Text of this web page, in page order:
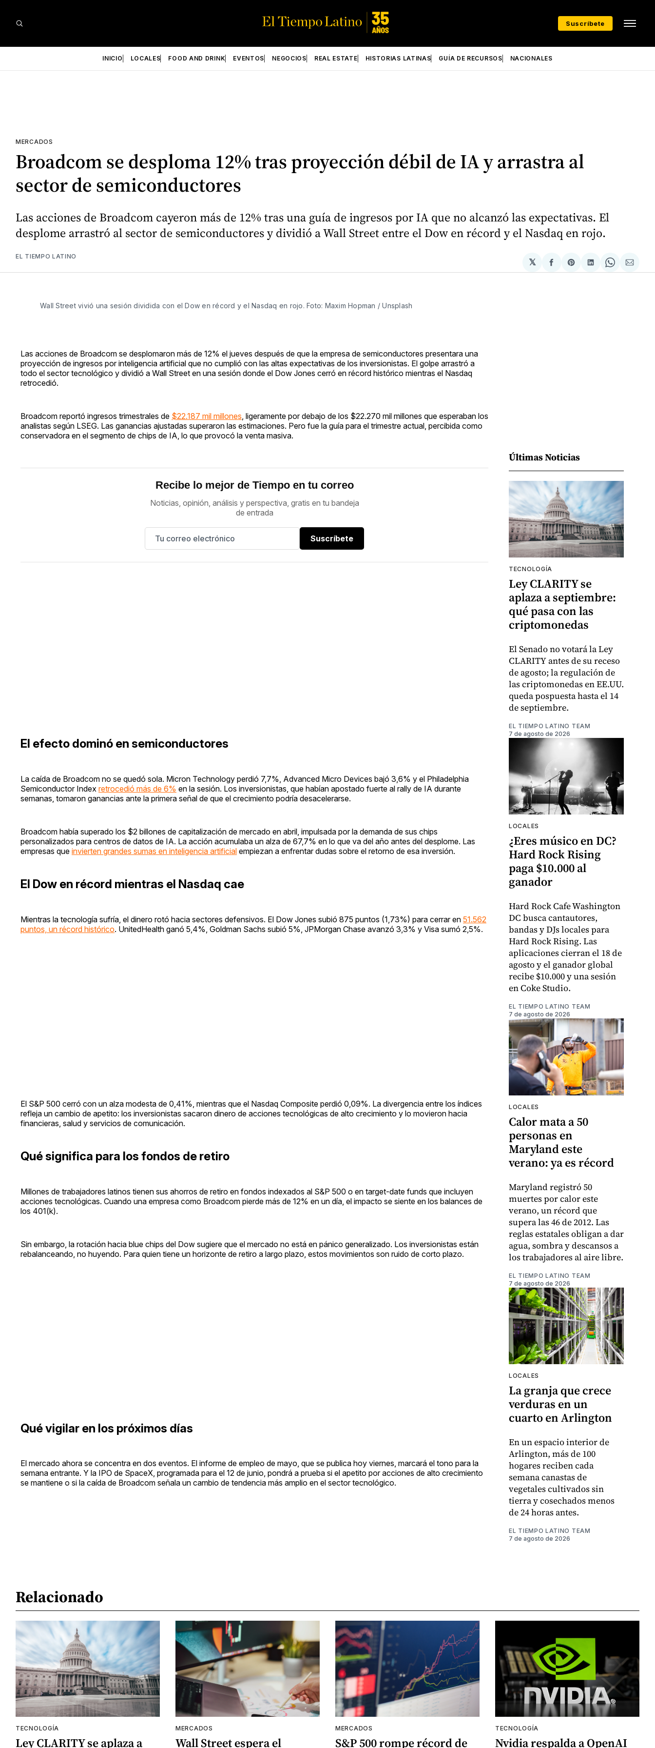
Suscríbete
INICIO LOCALES FOOD AND DRINK EVENTOS NEGOCIOS REAL ESTATE HISTORIAS LATINAS GUÍA DE RECURSOS NACIONALES
MERCADOS
Broadcom se desploma 12% tras proyección débil de IA y arrastra al
sector de semiconductores
Las acciones de Broadcom cayeron más de 12% tras una guía de ingresos por IA que no alcanzó las expectativas. El
desplome arrastró al sector de semiconductores y dividió a Wall Street entre el Dow en récord y el Nasdaq en rojo.
EL TIEMPO LATINO
𝕏
Compartir
en
Share
on
Compartir
en
Share
on
via
Wall Street vivió una sesión dividida con el Dow en récord y el Nasdaq en rojo. Foto: Maxim Hopman / Unsplash
Las acciones de Broadcom se desplomaron más de 12% el jueves después de que la empresa de semiconductores presentara una
proyección de ingresos por inteligencia artificial que no cumplió con las altas expectativas de los inversionistas. El golpe arrastró a
todo el sector tecnológico y dividió a Wall Street en una sesión donde el Dow Jones cerró en récord histórico mientras el Nasdaq
retrocedió.
Broadcom reportó ingresos trimestrales de $22.187 mil millones , ligeramente por debajo de los $22.270 mil millones que esperaban los
analistas según LSEG. Las ganancias ajustadas superaron las estimaciones. Pero fue la guía para el trimestre actual, percibida como
conservadora en el segmento de chips de IA, lo que provocó la venta masiva.
Recibe lo mejor de Tiempo en tu correo
Noticias, opinión, análisis y perspectiva, gratis en tu bandeja
de entrada
Suscríbete
El efecto dominó en semiconductores
La caída de Broadcom no se quedó sola. Micron Technology perdió 7,7%, Advanced Micro Devices bajó 3,6% y el Philadelphia
Semiconductor Index retrocedió más de 6% en la sesión. Los inversionistas, que habían apostado fuerte al rally de IA durante
semanas, tomaron ganancias ante la primera señal de que el crecimiento podría desacelerarse.
Broadcom había superado los $2 billones de capitalización de mercado en abril, impulsada por la demanda de sus chips
personalizados para centros de datos de IA. La acción acumulaba un alza de 67,7% en lo que va del año antes del desplome. Las
empresas que invierten grandes sumas en inteligencia artificial empiezan a enfrentar dudas sobre el retorno de esa inversión.
El Dow en récord mientras el Nasdaq cae
Mientras la tecnología sufría, el dinero rotó hacia sectores defensivos. El Dow Jones subió 875 puntos (1,73%) para cerrar en 51.562
puntos, un récord histórico. UnitedHealth ganó 5,4%, Goldman Sachs subió 5%, JPMorgan Chase avanzó 3,3% y Visa sumó 2,5%.
El S&P 500 cerró con un alza modesta de 0,41%, mientras que el Nasdaq Composite perdió 0,09%. La divergencia entre los índices
refleja un cambio de apetito: los inversionistas sacaron dinero de acciones tecnológicas de alto crecimiento y lo movieron hacia
financieras, salud y servicios de comunicación.
Qué significa para los fondos de retiro
Millones de trabajadores latinos tienen sus ahorros de retiro en fondos indexados al S&P 500 o en target-date funds que incluyen
acciones tecnológicas. Cuando una empresa como Broadcom pierde más de 12% en un día, el impacto se siente en los balances de
los 401(k).
Sin embargo, la rotación hacia blue chips del Dow sugiere que el mercado no está en pánico generalizado. Los inversionistas están
rebalanceando, no huyendo. Para quien tiene un horizonte de retiro a largo plazo, estos movimientos son ruido de corto plazo.
Qué vigilar en los próximos días
El mercado ahora se concentra en dos eventos. El informe de empleo de mayo, que se publica hoy viernes, marcará el tono para la
semana entrante. Y la IPO de SpaceX, programada para el 12 de junio, pondrá a prueba si el apetito por acciones de alto crecimiento
se mantiene o si la caída de Broadcom señala un cambio de tendencia más amplio en el sector tecnológico.
Últimas Noticias
TECNOLOGÍA
Ley CLARITY se
aplaza a septiembre:
qué pasa con las
criptomonedas
El Senado no votará la Ley
CLARITY antes de su receso
de agosto; la regulación de
las criptomonedas en EE.UU.
queda pospuesta hasta el 14
de septiembre.
EL TIEMPO LATINO TEAM
7 de agosto de 2026
LOCALES
¿Eres músico en DC?
Hard Rock Rising
paga $10.000 al
ganador
Hard Rock Cafe Washington
DC busca cantautores,
bandas y DJs locales para
Hard Rock Rising. Las
aplicaciones cierran el 18 de
agosto y el ganador global
recibe $10.000 y una sesión
en Coke Studio.
EL TIEMPO LATINO TEAM
7 de agosto de 2026
LOCALES
Calor mata a 50
personas en
Maryland este
verano: ya es récord
Maryland registró 50
muertes por calor este
verano, un récord que
supera las 46 de 2012. Las
reglas estatales obligan a dar
agua, sombra y descansos a
los trabajadores al aire libre.
EL TIEMPO LATINO TEAM
7 de agosto de 2026
LOCALES
La granja que crece
verduras en un
cuarto en Arlington
En un espacio interior de
Arlington, más de 100
hogares reciben cada
semana canastas de
vegetales cultivados sin
tierra y cosechados menos
de 24 horas antes.
EL TIEMPO LATINO TEAM
7 de agosto de 2026
Relacionado
TECNOLOGÍA
Ley CLARITY se aplaza a
MERCADOS
Wall Street espera el
MERCADOS
S&P 500 rompe récord de
TECNOLOGÍA
Nvidia respalda a OpenAI